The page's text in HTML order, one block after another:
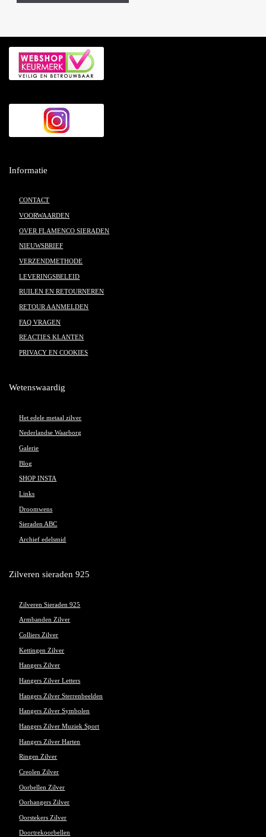
Informatie
CONTACT
VOORWAARDEN
OVER FLAMENCO SIERADEN
NIEUWSBRIEF
VERZENDMETHODE
LEVERINGSBELEID
RUILEN EN RETOURNEREN
RETOUR AANMELDEN
FAQ VRAGEN
REACTIES KLANTEN
PRIVACY EN COOKIES
Wetenswaardig
Het edele metaal zilver
Nederlandse Waarborg
Galerie
Blog
SHOP INSTA
Links
Droomwens
Sieraden ABC
Archief edelsmid
Zilveren sieraden 925
Zilveren Sieraden 925
Armbanden Zilver
Colliers Zilver
Kettingen Zilver
Hangers Zilver
Hangers Zilver Letters
Hangers Zilver Sterrenbeelden
Hangers Zilver Symbolen
Hangers Zilver Muziek Sport
Hangers Zilver Harten
Ringen Zilver
Creolen Zilver
Oorbellen Zilver
Oorhangers Zilver
Oorstekers Zilver
Doortrekoorbellen